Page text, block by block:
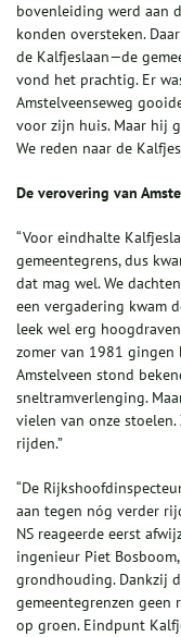
bovenleiding werd aan
konden oversteken.
de Kalfjeslaan—de
vond het prachtig. Er
Amstelveenseweg
voor zijn huis. Maar hij
We reden naar de
De verovering van
“Voor eindhalte
gemeentegrens, dus
dat mag wel. We
een vergadering kwam
leek wel erg
zomer van 1981 gingen
Amstelveen stond
sneltramverlenging.
vielen van onze
rijden.”
“De
aan tegen nóg verder
NS reageerde eerst
ingenieur Piet
grondhouding. Dankzij
gemeentegrenzen
op groen. Eindpunt